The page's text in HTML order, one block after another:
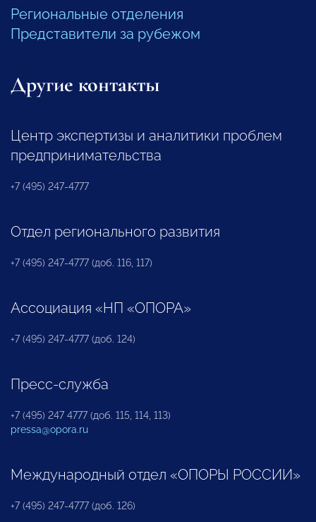
Региональные отделения
Представители за рубежом
Другие контакты
Центр экспертизы и аналитики проблем
предпринимательства
+7 (495) 247-4777
Отдел регионального развития
+7 (495) 247-4777 (доб. 116, 117)
Ассоциация «НП «ОПОРА»
+7 (495) 247-4777 (доб. 124)
Пресс-служба
+7 (495) 247 4777 (доб. 115, 114, 113)
pressa@opora.ru
Международный отдел «ОПОРЫ РОССИИ»
+7 (495) 247-4777 (доб. 126)